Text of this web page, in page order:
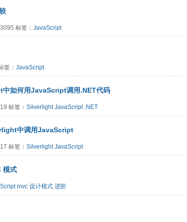
标签： JavaScript
： JavaScript
如何用JavaScript调用.NET代码
标签： SilverlightJavaScript .NET
中调用JavaScript
标签： SilverlightJavaScript
模式
mvc 设计模式 进阶